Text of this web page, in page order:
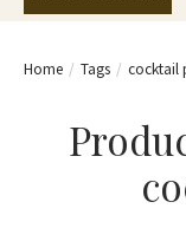
Home / Tags / cocktail